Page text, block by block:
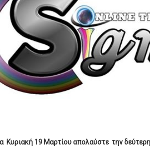
Κυριακή 19 Μαρτίου απολαύστε την δεύτερη